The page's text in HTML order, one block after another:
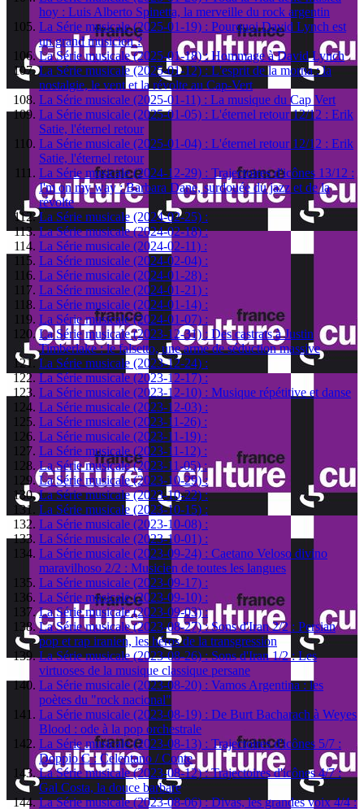
hoy : Luis Alberto Spinetta, la merveille du rock argentin
La Série musicale (2025-01-19) : Pourquoi David Lynch est
un grand musicien ?
La Série musicale (2025-01-18) : Hommage à David Lynch
La Série musicale (2025-01-12) : L'esprit de la morna : la
nostalgie, le vent et la révolte au Cap-Vert
La Série musicale (2025-01-11) : La musique du Cap Vert
La Série musicale (2025-01-05) : L'éternel retour 12/12 : Erik
Satie, l'éternel retour
La Série musicale (2025-01-04) : L'éternel retour 12/12 : Erik
Satie, l'éternel retour
La Série musicale (2024-12-29) : Trajectoires d'icônes 13/12 :
I'm on my way : Barbara Dane, surdouée du jazz et de la
révolte
La Série musicale (2024-02-25) :
La Série musicale (2024-02-18) :
La Série musicale (2024-02-11) :
La Série musicale (2024-02-04) :
La Série musicale (2024-01-28) :
La Série musicale (2024-01-21) :
La Série musicale (2024-01-14) :
La Série musicale (2024-01-07) :
La Série musicale (2023-12-31) : Des castrats à Justin
Timberlake : le falsetto, une arme de séduction massive
La Série musicale (2023-12-24) :
La Série musicale (2023-12-17) :
La Série musicale (2023-12-10) : Musique répétitive et danse
La Série musicale (2023-12-03) :
La Série musicale (2023-11-26) :
La Série musicale (2023-11-19) :
La Série musicale (2023-11-12) :
La Série musicale (2023-11-05) :
La Série musicale (2023-10-29) :
La Série musicale (2023-10-22) :
La Série musicale (2023-10-15) :
La Série musicale (2023-10-08) :
La Série musicale (2023-10-01) :
La Série musicale (2023-09-24) : Caetano Veloso divino
maravilhoso 2/2 : Musicien de toutes les langues
La Série musicale (2023-09-17) :
La Série musicale (2023-09-10) :
La Série musicale (2023-09-03) :
La Série musicale (2023-08-27) : Sons d'Iran 2/2 : Persian
pop et rap iranien, les héros de la transgression
La Série musicale (2023-08-26) : Sons d'Iran 1/2 : Les
virtuoses de la musique classique persane
La Série musicale (2023-08-20) : Vamos Argentina : les
poètes du "rock nacional"
La Série musicale (2023-08-19) : De Burt Bacharach à Weyes
Blood : ode à la pop orchestrale
La Série musicale (2023-08-13) : Trajectoires d'icônes 5/7 :
Doppio C : Celentano / Conte
La Série musicale (2023-08-12) : Trajectoires d'icônes 4/7 :
Gal Costa, la douce barbare
La Série musicale (2023-08-06) : Divas, les grandes voix 4/4 :